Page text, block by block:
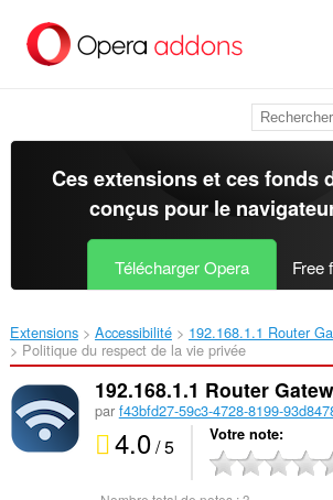
contenu
Ces extensions et ces fonds
conçus pour le
Télécharger Opera Free
Extensions Accessibilité
192.168.1.1 Router
Politique du respect de la vie privée
192.168.1.1 Router
par f43bfd27-59c3-4728-8199-
4.0/ 5 Votre note